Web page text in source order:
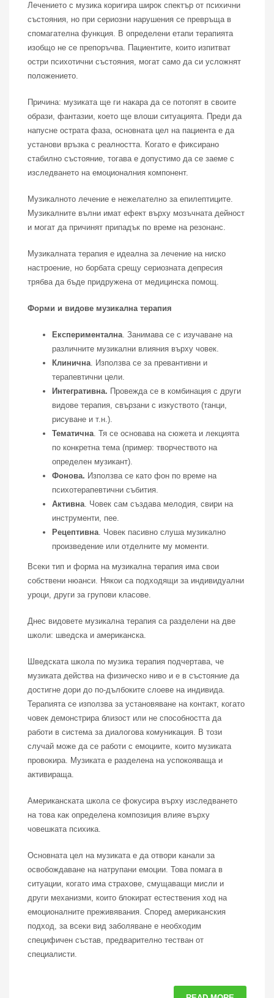
Лечението с музика коригира широк спектър от психични
състояния, но при сериозни нарушения се превръща в
спомагателна функция. В определени етапи терапията
изобщо не се препоръчва. Пациентите, които изпитват
остри психотични състояния, могат само да си усложнят
положението.
Причина: музиката ще ги накара да се потопят в своите
образи, фантазии, което ще влоши ситуацията. Преди да
напусне острата фаза, основната цел на пациента е да
установи връзка с реалността. Когато е фиксирано
стабилно състояние, тогава е допустимо да се заеме с
изследването на емоционалния компонент.
Музикалното лечение е нежелателно за епилептиците.
Музикалните вълни имат ефект върху мозъчната дейност
и могат да причинят припадък по време на резонанс.
Музикалната терапия е идеална за лечение на ниско
настроение, но борбата срещу сериозната депресия
трябва да бъде придружена от медицинска помощ.
Форми и видове музикална терапия
Експериментална. Занимава се с изучаване на
различните музикални влияния върху човек.
Клинична. Използва се за превантивни и
терапевтични цели.
Интегративна. Провежда се в комбинация с други
видове терапия, свързани с изкуството (танци,
рисуване и т.н.).
Тематична. Тя се основава на сюжета и лекцията
по конкретна тема (пример: творчеството на
определен музикант).
Фонова. Използва се като фон по време на
психотерапевтични събития.
Активна. Човек сам създава мелодия, свири на
инструменти, пее.
Рецептивна. Човек пасивно слуша музикално
произведение или отделните му моменти.
Всеки тип и форма на музикална терапия има свои
собствени нюанси. Някои са подходящи за индивидуални
уроци, други за групови класове.
Днес видовете музикална терапия са разделени на две
школи: шведска и американска.
Шведската школа по музика терапия подчертава, че
музиката действа на физическо ниво и е в състояние да
достигне дори до по-дълбоките слоеве на индивида.
Терапията се използва за установяване на контакт, когато
човек демонстрира близост или не способността да
работи в система за диалогова комуникация. В този
случай може да се работи с емоциите, които музиката
провокира. Музиката е разделена на успокояваща и
активираща.
Американската школа се фокусира върху изследването
на това как определена композиция влияе върху
човешката психика.
Основната цел на музиката е да отвори канали за
освобождаване на натрупани емоции. Това помага в
ситуации, когато има страхове, смущаващи мисли и
други механизми, които блокират естествения ход на
емоционалните преживявания. Според американския
подход, за всеки вид заболяване е необходим
специфичен състав, предварително тестван от
специалисти.